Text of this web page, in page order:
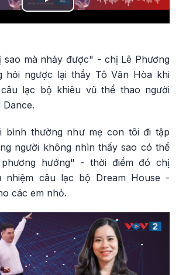
Play
sao mà nhảy được" - chị Lê Phương
hỏi ngược lại thầy Tô Văn Hòa khi
lạc bộ khiêu vũ thể thao người
bình thường như mẹ con tôi đi tập
người không nhìn thấy sao có thể
hướng" - thời điểm đó chị
nhiệm câu lạc bộ Dream House -
các em nhỏ.